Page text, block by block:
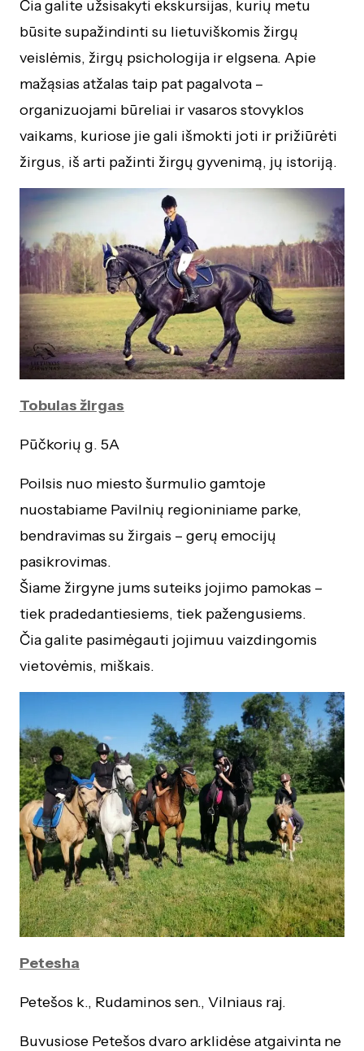
Čia galite užsisakyti ekskursijas, kurių metu
būsite supažindinti su lietuviškomis žirgų
veislėmis, žirgų psichologija ir elgsena. Apie
mažąsias atžalas taip pat pagalvota –
organizuojami būreliai ir vasaros stovyklos
vaikams, kuriose jie gali išmokti joti ir prižiūrėti
žirgus, iš arti pažinti žirgų gyvenimą, jų istoriją.
Tobulas žirgas
Pūčkorių g. 5A
Poilsis nuo miesto šurmulio gamtoje
nuostabiame Pavilnių regioniniame parke,
bendravimas su žirgais – gerų emocijų
pasikrovimas.
Šiame žirgyne jums suteiks jojimo pamokas –
tiek pradedantiesiems, tiek pažengusiems.
Čia galite pasimėgauti jojimuu vaizdingomis
vietovėmis, miškais.
Petesha
Petešos k., Rudaminos sen., Vilniaus raj.
Buvusiose Petešos dvaro arklidėse atgaivinta ne